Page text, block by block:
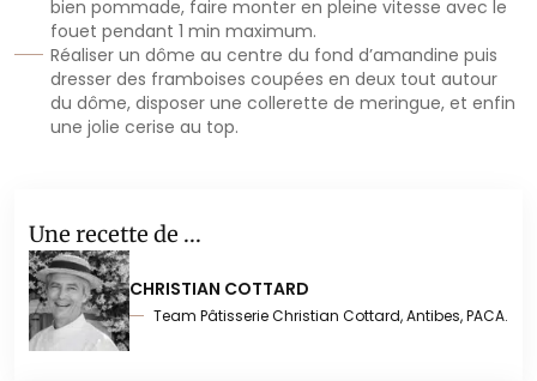
bien pommade, faire monter en pleine vitesse avec le
fouet pendant 1 min maximum.
Réaliser un dôme au centre du fond d’amandine puis
dresser des framboises coupées en deux tout autour
du dôme, disposer une collerette de meringue, et enfin
une jolie cerise au top.
Une recette de ...
CHRISTIAN COTTARD
Team Pâtisserie Christian Cottard, Antibes, PACA.